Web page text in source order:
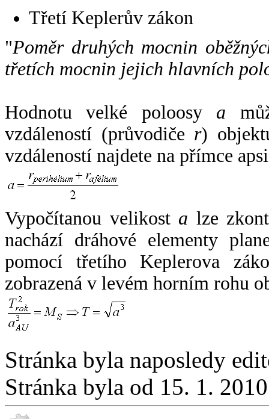
Třetí Keplerův zákon
"Poměr druhých mocnin
třetích mocnin jejich hlavních
Hodnotu velké poloosy a
vzdáleností (průvodiče r)
vzdáleností najdete na přímce
Vypočítanou velikost a lze
nachází dráhové elementy
pomocí třetího Keplerova
zobrazená v levém horním rohu
Stránka byla naposledy
Stránka byla od 15. 1.